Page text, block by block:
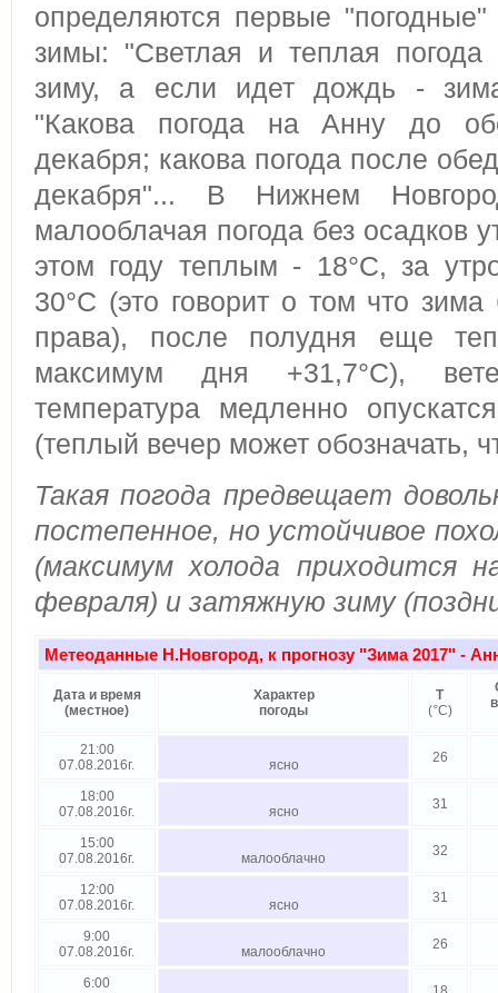
определяются первые
зимы: "Светлая и теплая погода
зиму, а если идет дождь -
"Какова погода на Анну до
декабря; какова погода после
декабря"... В Нижнем
малооблачая погода без осадков
этом году теплым - 18°С, за
30°С (это говорит о том что зима
права), после полудня еще
максимум дня +31,7°C),
температура медленно
(теплый вечер может обозначать,
Такая погода предвещает
постепенное, но устойчивое
(максимум холода приходится
февраля) и затяжную зиму
Метеоданные Н.Новгород, к прогнозу "Зима 2017" -
Дата и время
(местное)
Характер
погоды
Т
(°C)
21:00
07.08.2016г.
ясно 26
18:00
07.08.2016г.
ясно 31
15:00
07.08.2016г.
малооблачно 32
12:00
07.08.2016г.
ясно 31
9:00
07.08.2016г.
малооблачно 26
6:00